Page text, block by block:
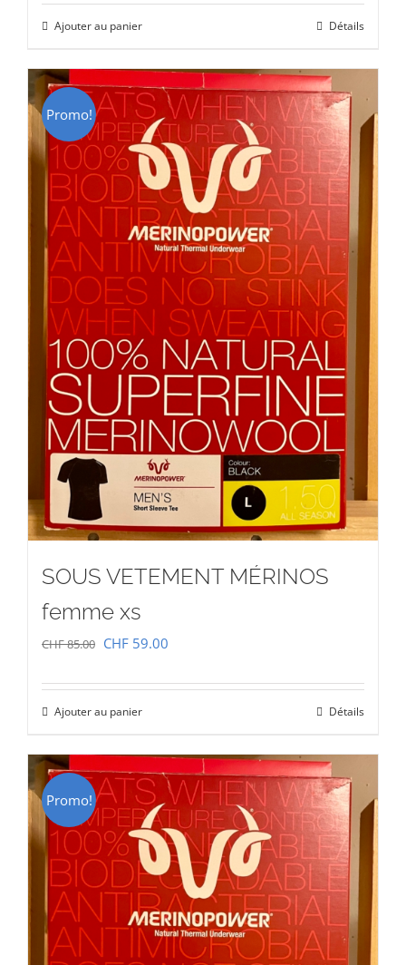
initial
était :
CHF 85.00.
actuel
CHF 59.00.
Ajouter au panier Détails
Promo!
SOUS VETEMENT MÉRINOS
femme xs
CHF85.00 Le
initial
était :
CHF 85.00.
CHF 59.00
actuel
CHF 59.00.
Ajouter au panier Détails
Promo!